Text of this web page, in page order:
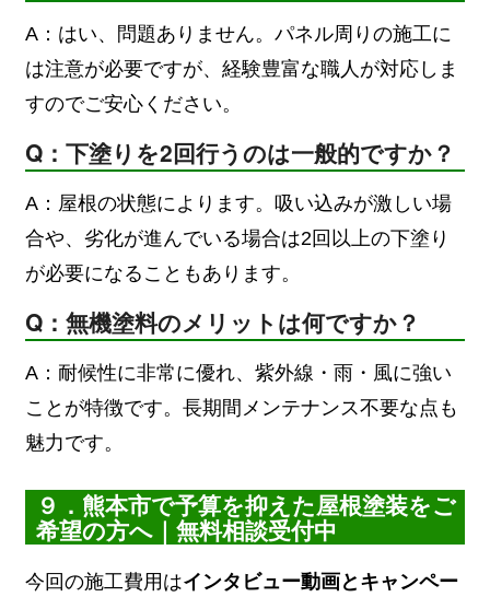
A：はい、問題ありません。パネル周りの施工に
は注意が必要ですが、経験豊富な職人が対応しま
すのでご安心ください。
Q：下塗りを2回行うのは一般的ですか？
A：屋根の状態によります。吸い込みが激しい場
合や、劣化が進んでいる場合は2回以上の下塗り
が必要になることもあります。
Q：無機塗料のメリットは何ですか？
A：耐候性に非常に優れ、紫外線・雨・風に強い
ことが特徴です。長期間メンテナンス不要な点も
魅力です。
９．熊本市で予算を抑えた屋根塗装をご
希望の方へ｜無料相談受付中
今回の施工費用はインタビュー動画とキャンペー